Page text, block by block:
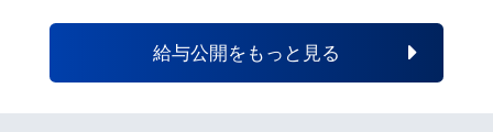
給与公開をもっと見る